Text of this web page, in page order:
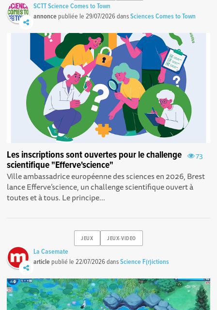
SCTT Science Comes to Town
annonce publiée le29/07/2026dansSciences Comes to Town
73
Les inscriptions sont ouvertes pour le challenge
scientifique "Efferve'science"
Ville ambassadrice européenne des sciences en 2026, Brest
lance Efferve’science, un challenge scientifique ouvert à
toutes et à tous. Le principe...
JEUX JEUX-VIDEO
La Casemate
article publié le22/07/2026dansScience F(r)ictions